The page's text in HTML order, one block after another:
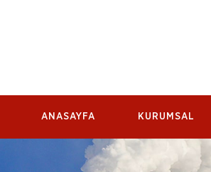
ANASAYFA KURUMSAL